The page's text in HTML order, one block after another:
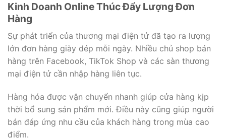
Kinh Doanh Online Thúc Đẩy Lượng Đơn
Hàng
Sự phát triển của thương mại điện tử đã tạo ra lượng
lớn đơn hàng giày dép mỗi ngày. Nhiều chủ shop bán
hàng trên Facebook, TikTok Shop và các sàn thương
mại điện tử cần nhập hàng liên tục.
Hàng hóa được vận chuyển nhanh giúp cửa hàng kịp
thời bổ sung sản phẩm mới. Điều này cũng giúp người
bán đáp ứng nhu cầu của khách hàng trong mùa cao
điểm.